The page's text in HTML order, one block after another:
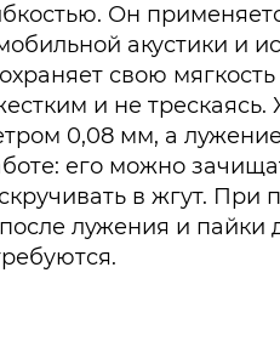
Он
акустики и
свою
и не
0,08 мм, а
его можно
в жгут. При
лужения и пайки